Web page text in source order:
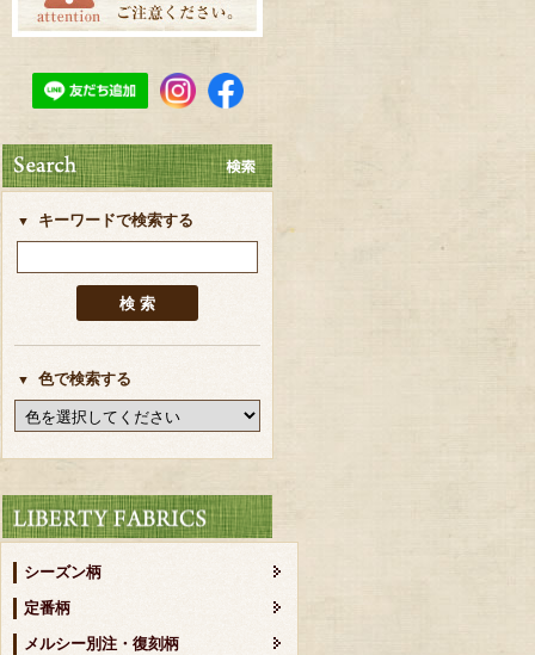
キーワードで検索する
色で検索する
シーズン柄
定番柄
メルシー別注・復刻柄